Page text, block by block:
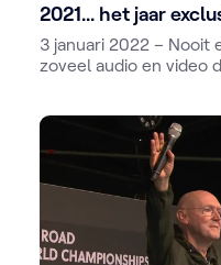
2021... het jaar
3 januari 2022 – Nooit
zoveel audio en video